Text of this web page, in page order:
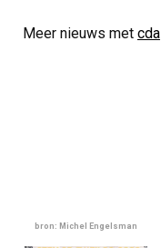
Meer nieuws met cda
bron: Michel Engelsman